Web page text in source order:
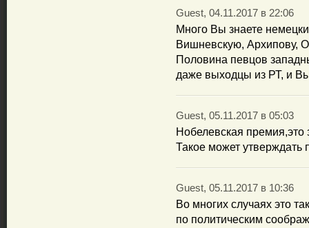
Guest, 04.11.2017 в 22:06
Много Вы знаете
Вишневскую, Архипову,
Половина певцов
даже выходцы из РТ, и Вы
Guest, 05.11.2017 в 05:03
Нобелевская премия,это
Такое может утверждать
Guest, 05.11.2017 в 10:36
Во многих случаях это
по политическим